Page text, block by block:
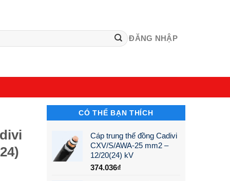
ĐĂNG NHẬP
CÓ THỂ BẠN THÍCH
Cáp trung thế đồng Cadivi
CXV/S/AWA-25 mm2 –
12/20(24) kV
374.036₫